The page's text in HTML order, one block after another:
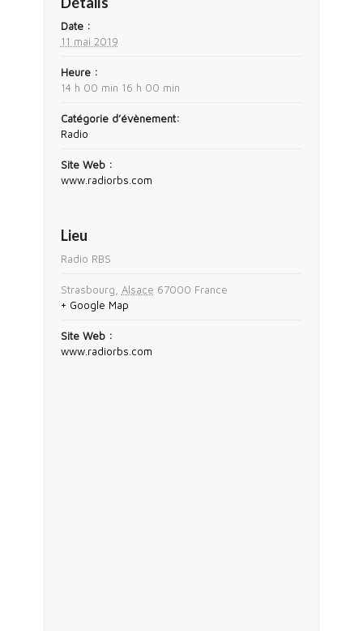
Date :
11 mai 2019
Heure :
14 h 00 min 16 h 00 min
Catégorie d’évènement:
Radio
Site Web :
www.radiorbs.com
Lieu
Radio RBS
Strasbourg, Alsace 67000 France
+ Google Map
Site Web :
www.radiorbs.com